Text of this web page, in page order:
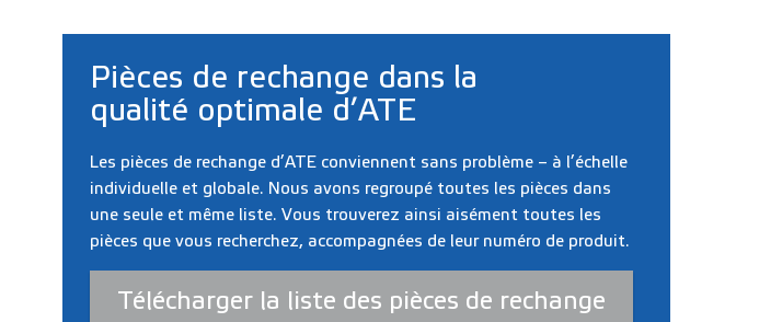
Pièces de rechange dans la
qualité optimale d’ATE
Les pièces de rechange d’ATE conviennent sans problème – à l’échelle
individuelle et globale. Nous avons regroupé toutes les pièces dans
une seule et même liste. Vous trouverez ainsi aisément toutes les
pièces que vous recherchez, accompagnées de leur numéro de produit.
Télécharger la liste des pièces de rechange